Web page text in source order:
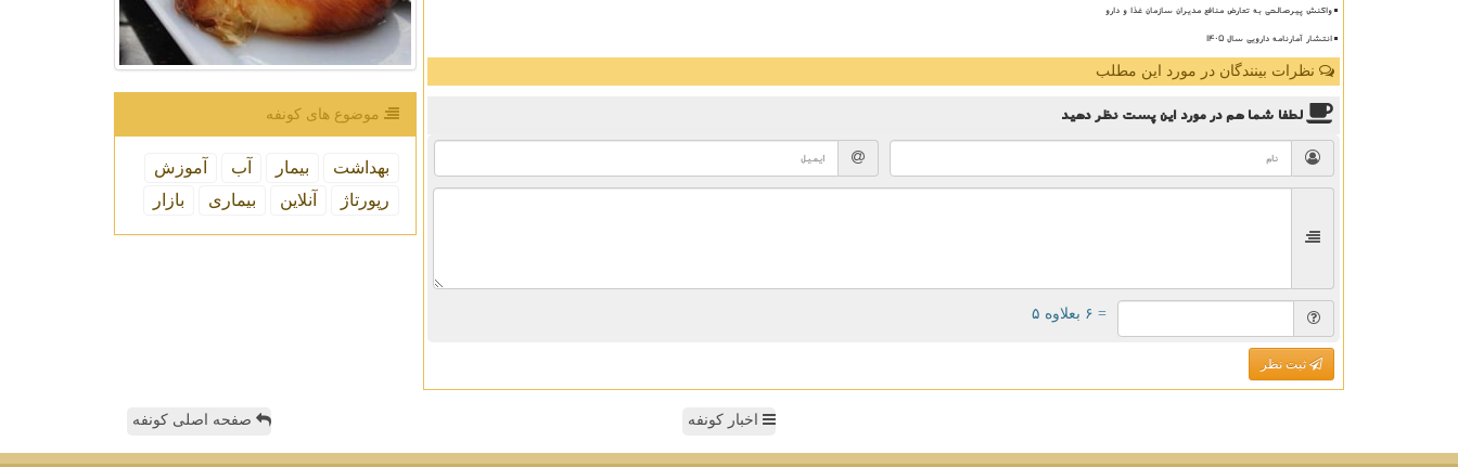
واکنش پیرصالحی به تعارض منافع مدیران سازمان غذا و دارو
انتشار آمارنامه دارویی سال ۱۴۰۵
نظرات بینندگان در مورد این مطلب
لطفا شما همدر مورد این پستنظر دهید
= ۶ بعلاوه ۵
ثبت نظر
موضوع های كونفه
بهداشت بیمار آب
آموزش
رپورتاژ
آنلاین بیماری بازار
اخبار کونفه صفحه اصلی کونفه